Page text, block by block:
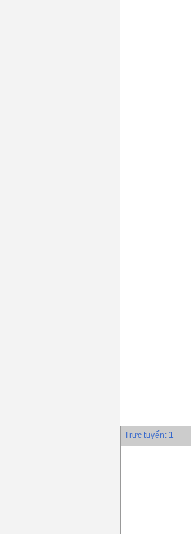
Trực tuyến: 1